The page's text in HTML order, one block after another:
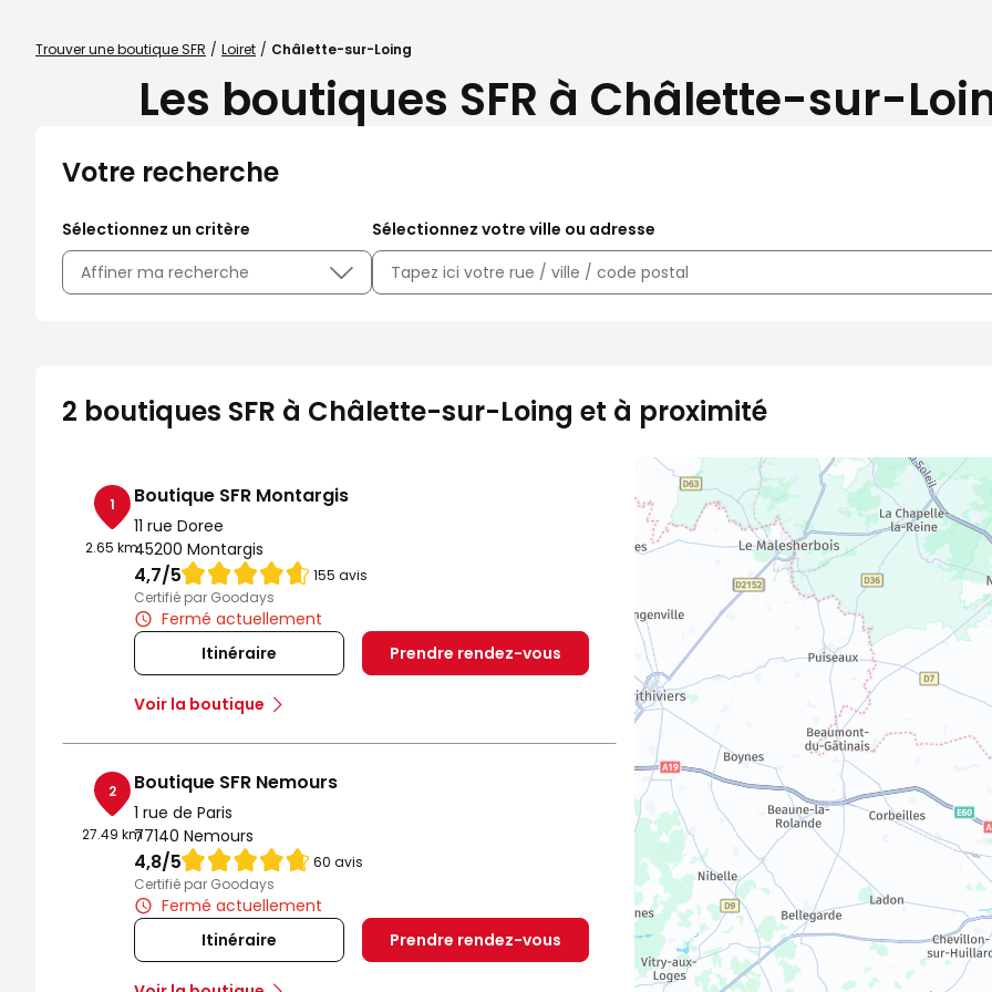
Trouver une boutique SFR Loiret Châlette-sur-Loing
Les boutiques SFR à Châlette-sur-
Votre recherche
Sélectionnez un critère
Affiner ma recherche
Sélectionnez votre ville ou adresse
2 boutiques SFR à Châlette-sur-Loing et à proximité
1
2.65 km
Boutique SFR Montargis
11 rue Doree
45200 Montargis
4,7/5Note de 4.7 sur 5
155 avis
Certifié par Goodays
Fermé actuellement
Itinéraire
Prendre rendez-vous
Voir la boutique
2
27.49 km
Boutique SFR Nemours
1 rue de Paris
77140 Nemours
4,8/5Note de 4.8 sur 5
60 avis
Certifié par Goodays
Fermé actuellement
Itinéraire
Prendre rendez-vous